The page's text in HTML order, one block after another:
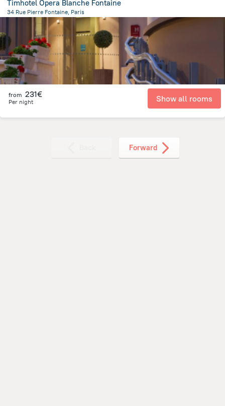
Timhotel Opera Blanche Fontaine
34 Rue Pierre Fontaine, Paris
from the center ofFrankreich
from 231€
Per night Show all rooms
Forward